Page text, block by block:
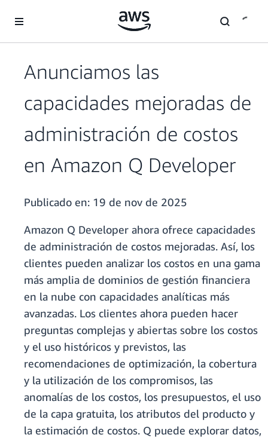
Anunciamos las
capacidades mejoradas de
administración de costos
en Amazon Q Developer
Publicado en: 19 de nov de 2025
Amazon Q Developer ahora ofrece capacidades
de administración de costos mejoradas. Así, los
clientes pueden analizar los costos en una gama
más amplia de dominios de gestión financiera
en la nube con capacidades analíticas más
avanzadas. Los clientes ahora pueden hacer
preguntas complejas y abiertas sobre los costos
y el uso históricos y previstos, las
recomendaciones de optimización, la cobertura
y la utilización de los compromisos, las
anomalías de los costos, los presupuestos, el uso
de la capa gratuita, los atributos del producto y
la estimación de costos. Q puede explorar datos,